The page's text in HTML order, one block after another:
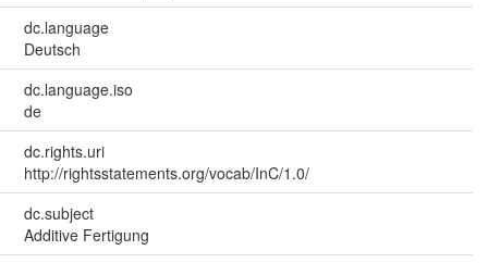
dc.language
Deutsch
dc.language.iso
de
dc.rights.uri
http://rightsstatements.org/vocab/InC/1.0/
dc.subject
Additive Fertigung